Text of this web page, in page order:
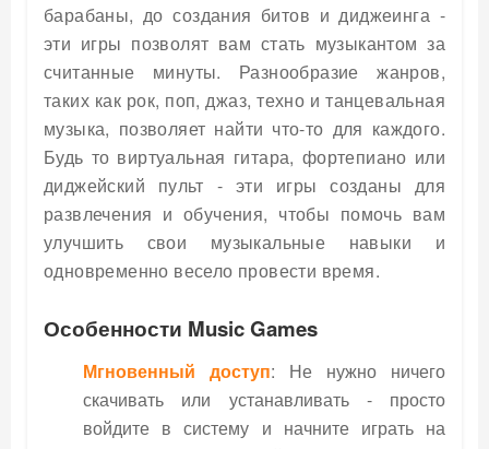
барабаны, до создания битов и диджеинга -
эти игры позволят вам стать музыкантом за
считанные минуты. Разнообразие жанров,
таких как рок, поп, джаз, техно и танцевальная
музыка, позволяет найти что-то для каждого.
Будь то виртуальная гитара, фортепиано или
диджейский пульт - эти игры созданы для
развлечения и обучения, чтобы помочь вам
улучшить свои музыкальные навыки и
одновременно весело провести время.
Особенности Music Games
Мгновенный доступ: Не нужно ничего
скачивать или устанавливать - просто
войдите в систему и начните играть на